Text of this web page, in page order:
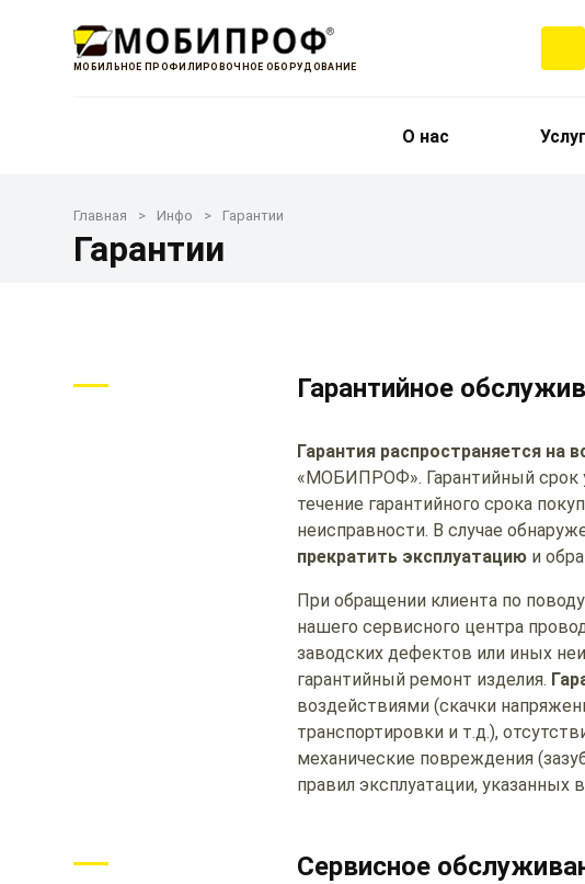
МОБИЛЬНОЕ ПРОФИЛИРОВОЧНОЕ ОБОРУДОВАНИЕ
О нас
Главная Инфо Гарантии
Гарантии
Гарантийное
Гарантия распространяется на
«МОБИПРОФ». Гарантийный срок
течение гарантийного срока
неисправности. В случае
прекратить эксплуатацию и
При обращении клиента по
нашего сервисного центра
заводских дефектов или иных
гарантийный ремонт изделия.
воздействиями (скачки
транспортировки и т.д.),
механические повреждения
правил эксплуатации, указанных
Сервисное